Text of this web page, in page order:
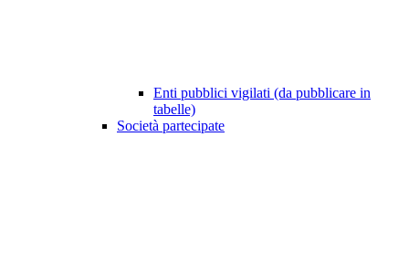
Enti pubblici vigilati (da pubblicare in
tabelle)
Società partecipate